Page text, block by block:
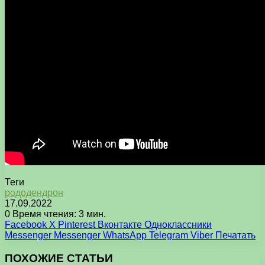
Теги
рододендрон
17.09.2022
0 Время чтения: 3 мин.
Facebook X Pinterest Вконтакте Одноклассники
Messenger Messenger WhatsApp Telegram Viber Печатать
ПОХОЖИЕ СТАТЬИ